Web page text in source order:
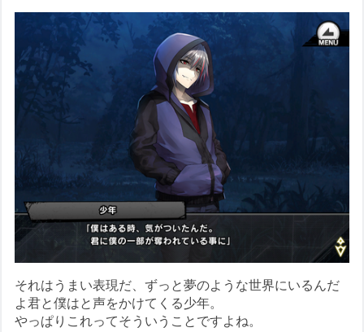
それはうまい表現だ、ずっと夢のような世界にいるんだ
よ君と僕はと声をかけてくる少年。
やっぱりこれってそういうことですよね。